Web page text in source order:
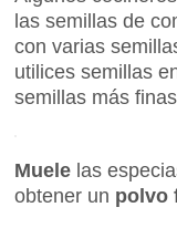
las semillas de
con varias
utilices semillas
semillas más
Muele las
obtener un polvo